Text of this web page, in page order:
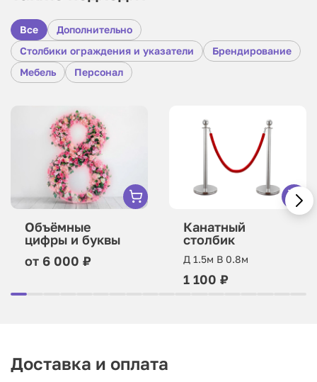
Все
Дополнительно
Столбики ограждения и указатели
Брендирование
Мебель
Персонал
Объёмные
цифры и буквы
от 6 000 ₽
Канатный
столбик
Д 1.5м В 0.8м
1 100 ₽
Доставка и оплата